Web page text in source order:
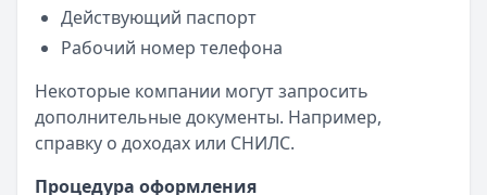
Действующий паспорт
Рабочий номер телефона
Некоторые компании могут запросить
дополнительные документы. Например,
справку о доходах или СНИЛС.
Процедура оформления